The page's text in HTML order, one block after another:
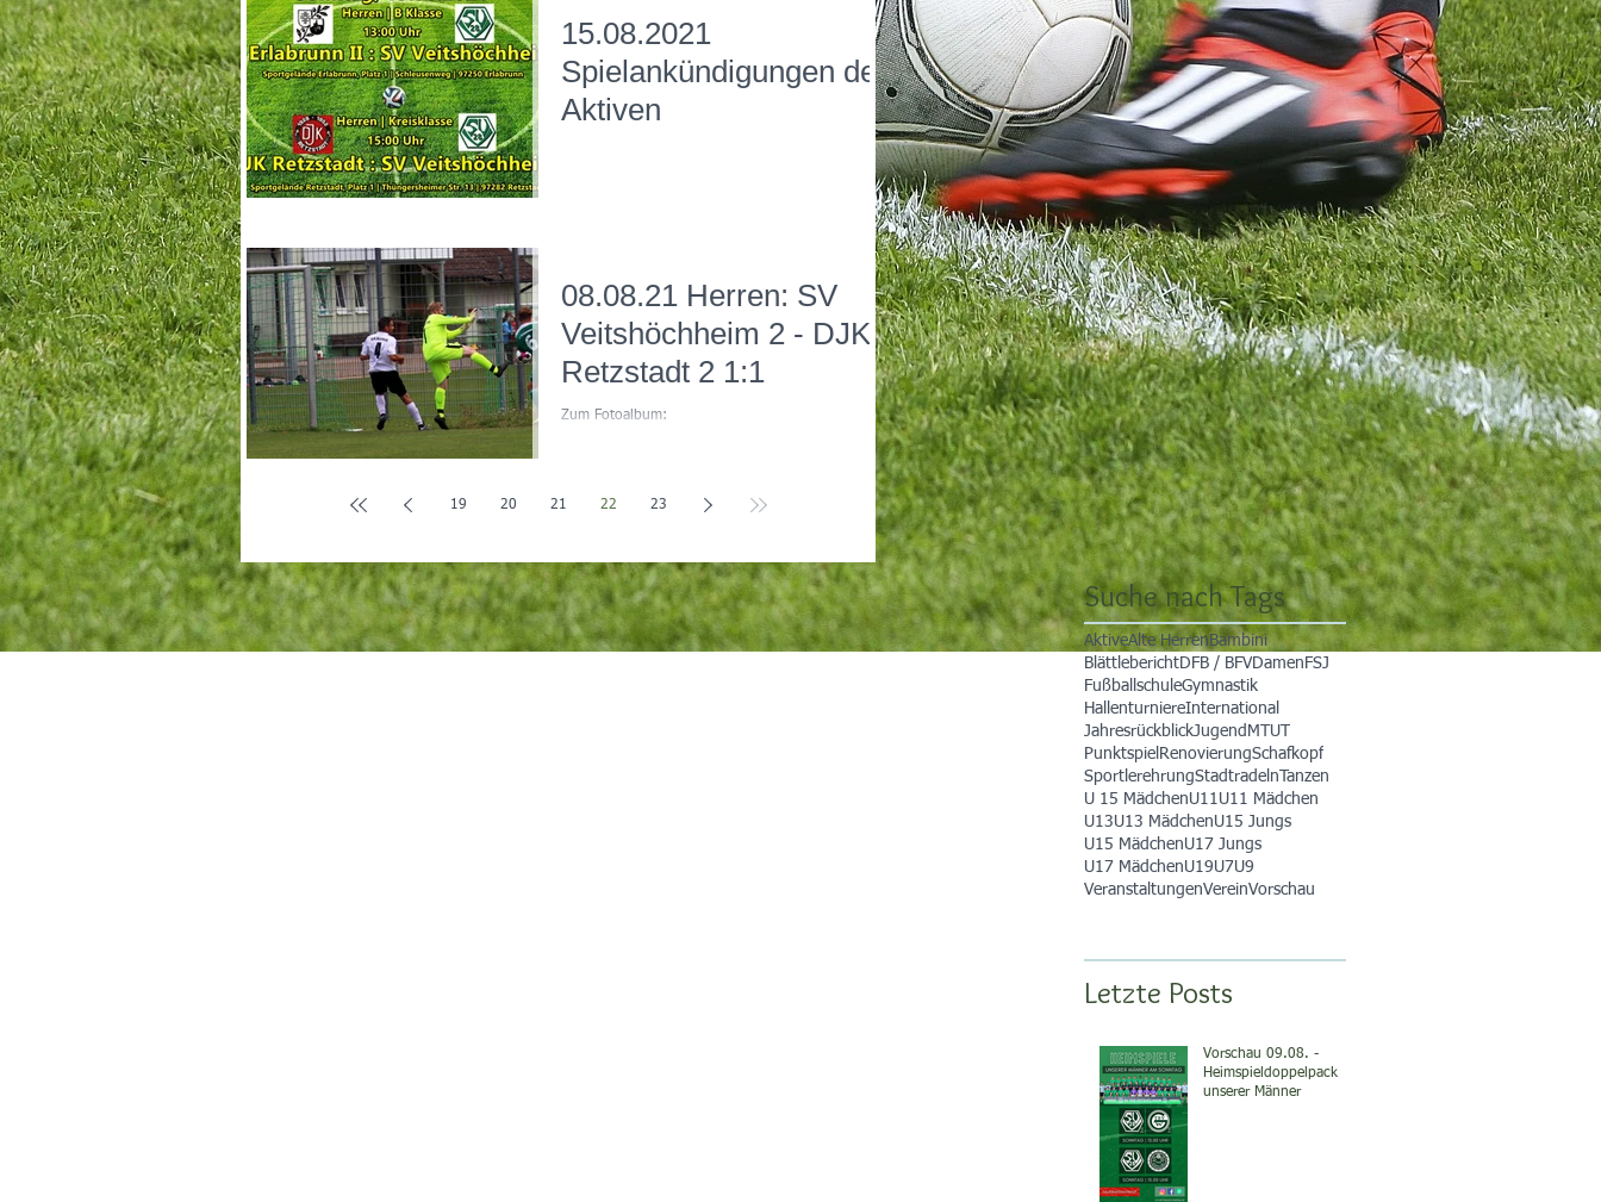
15.08.2021
Spielankündigungen der
Aktiven
08.08.21 Herren: SV
Veitshöchheim 2 - DJK
Retzstadt 2 1:1
Zum Fotoalbum:
https://photos.app.goo.gl/NDzGGU77U7QwT6Pf7
19 20 21 22 23
Suche nach Tags
AktiveAlte Herren Bambini
BlättleberichtDFB / BFVDamen FSJ
FußballschuleGymnastik
HallenturniereInternational
JahresrückblickJugend MTUT
Punktspiel RenovierungSchafkopf
SportlerehrungStadtradeln Tanzen
U 15 MädchenU11U11 Mädchen
U13U13 MädchenU15 Jungs
U15 MädchenU17 Jungs
U17 MädchenU19U7U9
VeranstaltungenVereinVorschau
Letzte Posts
Vorschau 09.08. -
Heimspieldoppelpack
unserer Männer